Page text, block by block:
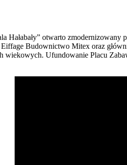
otwarto
Budownictwo Mitex oraz
Ufundowanie Placu